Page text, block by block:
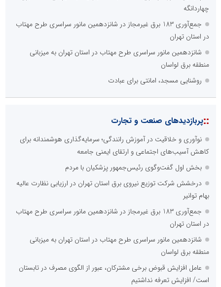
:: اخبار برگزیده در موتورهای جستجو
از کشف استعدادهای ناب تا پرورش آن‌ها با رویکردهای نوآورانه؛ مسیر
تحول‌آفرین شنای ایران در سطح جهانی
نوآوری و یادگیری دیجیتال؛ کلید تحول در مدیریت مدارس فردا
نوآوری و خلاقیت در آموزش رانندگی؛ سرمایه‌گذاری هوشمندانه برای
در آینده‌ای که به زبان صفر و یک نوشته می‌شود، سازمان‌های بی‌تحول،
محکوم به فراموشی‌اند
پیمان مکه؛ مثلث امنیتی جدید در اطراف ایران
بخش اول گفت‌وگوی رئیس‌جمهور پزشکیان با مردم
درخشش شرکت توزیع نیروی برق استان تهران در ارزیابی نظارت عالیه
بهام توانیر
:: آخرین های صنعت و تجارت
ال ایستر پوشاک؛ تولید کننده با برند «نوزاد امروز، نابغه فردا»
عامل افزایش قبوض برخی مشترکان، عبور از الگوی مصرف در تابستان
است/ افزایش تعرفه نداشتیم